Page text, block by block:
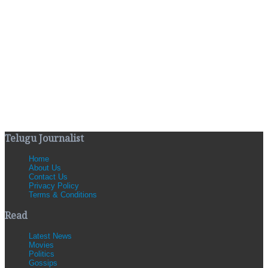
Telugu Journalist
Home
About Us
Contact Us
Privacy Policy
Terms & Conditions
Read
Latest News
Movies
Politics
Gossips